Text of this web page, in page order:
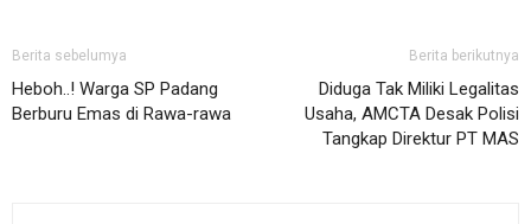
Berita sebelumya
Heboh..! Warga SP Padang
Berburu Emas di Rawa-rawa
Berita berikutnya
Diduga Tak Miliki Legalitas
Usaha, AMCTA Desak Polisi
Tangkap Direktur PT MAS